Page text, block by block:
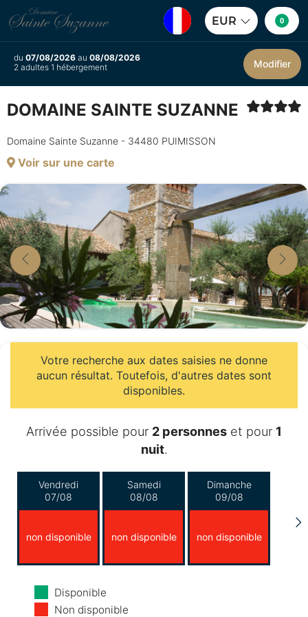
EUR 0
du 07/08/2026 au 08/08/2026
2 adultes 1 hébergement
Modifier
DOMAINE SAINTE SUZANNE
Domaine Sainte Suzanne - 34480 PUIMISSON
Voir sur une carte
Votre recherche aux dates saisies ne donne
aucun résultat. Toutefois, d'autres dates sont
disponibles.
Arrivée possible pour 2 personnes et pour 1
nuit.
Vendredi
07/08
non disponible
Samedi
08/08
non disponible
Dimanche
09/08
non disponible
Lundi
10/08
Disponible
Non disponible